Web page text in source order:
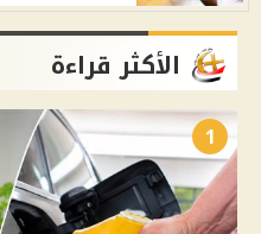
الأكثر قراءة
1